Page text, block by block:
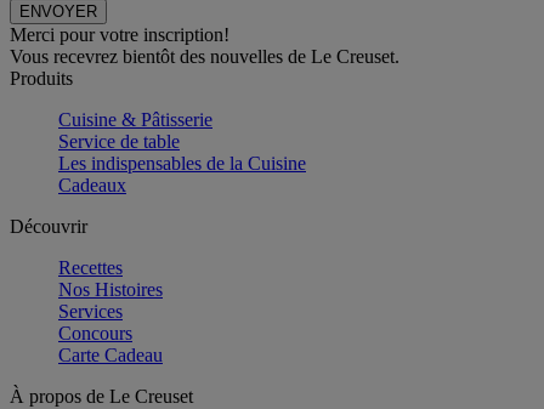
Merci pour votre inscription!
Vous recevrez bientôt des nouvelles de Le Creuset.
Produits
Cuisine & Pâtisserie
Service de table
Les indispensables de la Cuisine
Cadeaux
Découvrir
Recettes
Nos Histoires
Services
Concours
Carte Cadeau
À propos de Le Creuset